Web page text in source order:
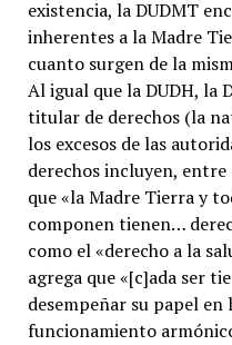
existencia, la DUDMT
inherentes a la Madre
cuanto surgen de la
Al igual que la DUDH, la
titular de derechos (la
los excesos de las
derechos incluyen,
que «la Madre Tierra y
componen tienen…
como el «derecho a la
agrega que «[c]ada ser
desempeñar su papel
funcionamiento